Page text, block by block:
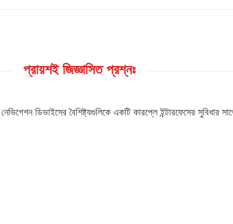
প্রায়শই জিজ্ঞাসিত প্রশ্নঃ
ডিভাইসের বৈশিষ্ট্যগুলিকে একটি কারপ্লে ইন্টারফেসের সুবিধার